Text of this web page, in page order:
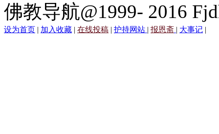
佛教导航@1999- 2016
设为首页 | 加入收藏 | 在线投稿 | 护持网站 | 报恩斋 | 大事记 |